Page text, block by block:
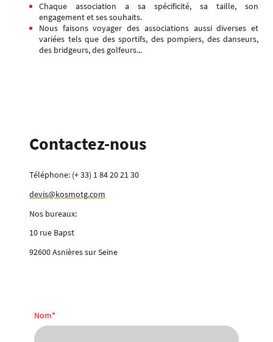
Chaque association a sa spécificité, sa taille, son
engagement et ses souhaits.
Nous faisons voyager des associations aussi diverses et
variées tels que des sportifs, des pompiers, des danseurs,
des bridgeurs, des golfeurs...
Contactez-nous
Téléphone: (+ 33) 1 84 20 21 30
devis@kosmotg.com
Nos bureaux:
10 rue Bapst
92600 Asnières sur Seine
Nom*